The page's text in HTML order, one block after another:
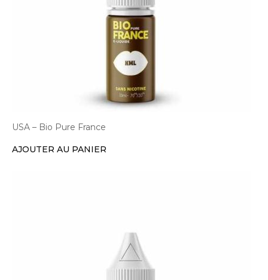
USA – Bio Pure France
AJOUTER AU PANIER